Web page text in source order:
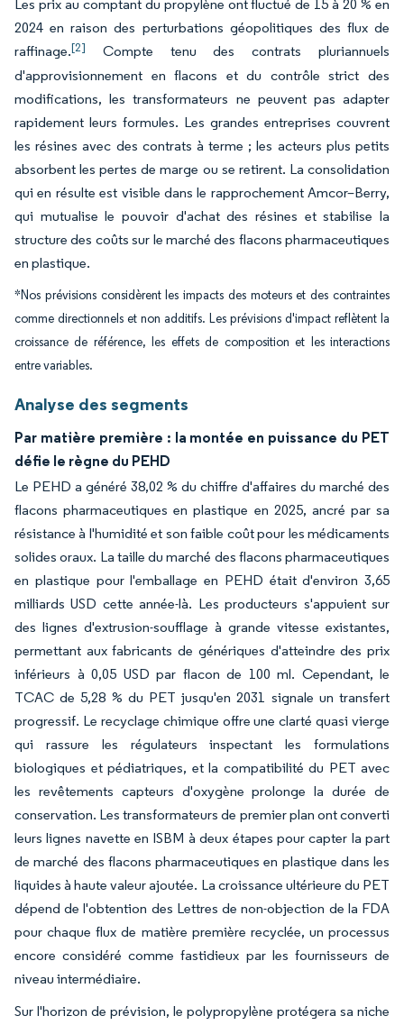
Les prix au comptant du propylène ont fluctué de 15 à 20 % en
2024 en raison des perturbations géopolitiques des flux de
raffinage.[2]
Compte tenu des contrats pluriannuels
d'approvisionnement en flacons et du contrôle strict des
modifications, les transformateurs ne peuvent pas adapter
rapidement leurs formules. Les grandes entreprises couvrent
les résines avec des contrats à terme ; les acteurs plus petits
absorbent les pertes de marge ou se retirent. La consolidation
qui en résulte est visible dans le rapprochement Amcor–Berry,
qui mutualise le pouvoir d'achat des résines et stabilise la
structure des coûts sur le marché des flacons pharmaceutiques
en plastique.
*Nos prévisions considèrent les impacts des moteurs et des contraintes
comme directionnels et non additifs. Les prévisions d'impact reflètent la
croissance de référence, les effets de composition et les interactions
entre variables.
Analyse des segments
Par matière première : la montée en puissance du PET
défie le règne du PEHD
Le PEHD a généré 38,02 % du chiffre d'affaires du marché des
flacons pharmaceutiques en plastique en 2025, ancré par sa
résistance à l'humidité et son faible coût pour les médicaments
solides oraux. La taille du marché des flacons pharmaceutiques
en plastique pour l'emballage en PEHD était d'environ 3,65
milliards USD cette année-là. Les producteurs s'appuient sur
des lignes d'extrusion-soufflage à grande vitesse existantes,
permettant aux fabricants de génériques d'atteindre des prix
inférieurs à 0,05 USD par flacon de 100 ml. Cependant, le
TCAC de 5,28 % du PET jusqu'en 2031 signale un transfert
progressif. Le recyclage chimique offre une clarté quasi vierge
qui rassure les régulateurs inspectant les formulations
biologiques et pédiatriques, et la compatibilité du PET avec
les revêtements capteurs d'oxygène prolonge la durée de
conservation. Les transformateurs de premier plan ont converti
leurs lignes navette en ISBM à deux étapes pour capter la part
de marché des flacons pharmaceutiques en plastique dans les
liquides à haute valeur ajoutée. La croissance ultérieure du PET
dépend de l'obtention des Lettres de non-objection de la FDA
pour chaque flux de matière première recyclée, un processus
encore considéré comme fastidieux par les fournisseurs de
niveau intermédiaire.
Sur l'horizon de prévision, le polypropylène protégera sa niche